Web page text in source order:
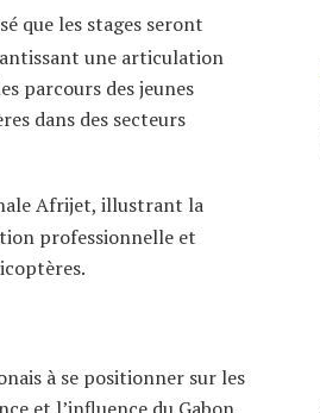
que les stages seront
une articulation
parcours des jeunes
dans des secteurs
Afrijet, illustrant la
professionnelle et
à se positionner sur les